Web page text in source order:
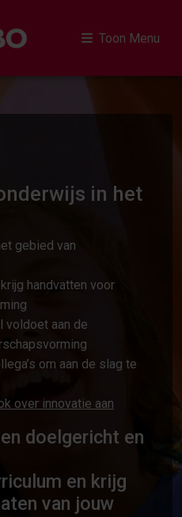
Toon Menu
in het
gebied van
handvatten voor
voldoet aan de
om aan de slag te
over innovatie aan
doelgericht en
en krijg
van jouw